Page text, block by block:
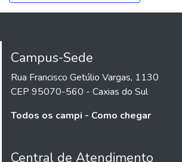
Campus-Sede
Rua Francisco Getúlio Vargas, 1130
CEP 95070-560 - Caxias do Sul
Todos os campi - Como chegar
Central de Atendimento